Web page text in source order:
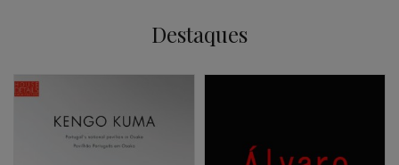
Destaques